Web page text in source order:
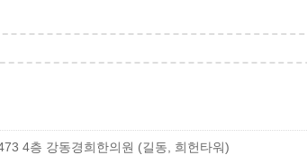
4층 강동경희한의원 (길동, 희헌타워)